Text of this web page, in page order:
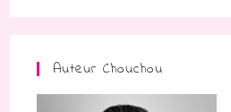
Auteur Chouchou